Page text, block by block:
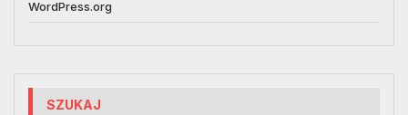
WordPress.org
SZUKAJ